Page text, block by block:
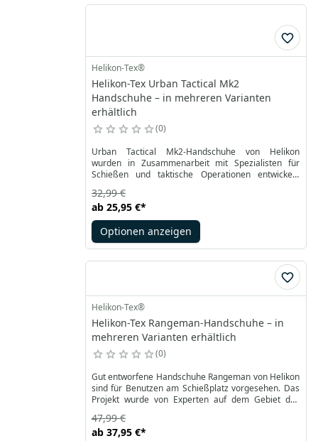
Helikon-Tex®
Helikon-Tex Urban Tactical Mk2
Handschuhe – in mehreren Varianten
erhältlich
0
Urban Tactical Mk2-Handschuhe von Helikon
wurden in Zusammenarbeit mit Spezialisten für
Schießen und taktische Operationen entwickelt.
Anwendungen. Sie sind für den Umgang mit Waffen
und den täglichen Gebrauch geeignet.
ab 25,95 €*
32,99 €
Optionen anzeigen
Helikon-Tex®
Helikon-Tex Rangeman-Handschuhe – in
mehreren Varianten erhältlich
0
Gut entworfene Handschuhe Rangeman von Helikon
sind für Benutzen am Schießplatz vorgesehen. Das
Projekt wurde von Experten auf dem Gebiet des
überwacht. Natürliches Känguruleder auf der
Innenseite garantiert einen sicheren Halt.
ab 37,95 €*
47,99 €